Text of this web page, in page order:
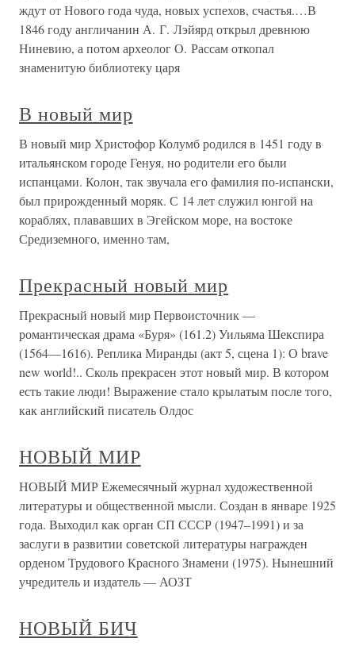
ждут от Нового года чуда, новых успехов, счастья.…В
1846 году англичанин А. Г. Лэйярд открыл древнюю
Ниневию, а потом археолог О. Рассам откопал
знаменитую библиотеку царя
В новый мир
В новый мир Христофор Колумб родился в 1451 году в
итальянском городе Генуя, но родители его были
испанцами. Колон, так звучала его фамилия по-испански,
был прирожденный моряк. С 14 лет служил юнгой на
кораблях, плававших в Эгейском море, на востоке
Средиземного, именно там,
Прекрасный новый мир
Прекрасный новый мир Первоисточник —
романтическая драма «Буря» (161.2) Уильяма Шекспира
(1564—1616). Реплика Миранды (акт 5, сцена 1): О brave
new world!.. Сколь прекрасен этот новый мир. В котором
есть такие люди! Выражение стало крылатым после того,
как английский писатель Олдос
НОВЫЙ МИР
НОВЫЙ МИР Ежемесячный журнал художественной
литературы и общественной мысли. Создан в январе 1925
года. Выходил как орган СП СССР (1947–1991) и за
заслуги в развитии советской литературы награжден
орденом Трудового Красного Знамени (1975). Нынешний
учредитель и издатель — АОЗТ
НОВЫЙ БИЧ